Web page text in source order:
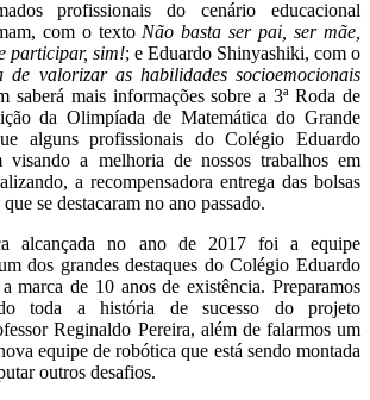
profissionais do cenário educacional
com o texto Não basta ser pai, ser mãe,
participar, sim!; e Eduardo Shinyashiki, com o
de valorizar as habilidades socioemocionais
saberá mais informações sobre a 3ª Roda de
da Olimpíada de Matemática do Grande
alguns profissionais do Colégio Eduardo
visando a melhoria de nossos trabalhos em
a recompensadora entrega das bolsas
se destacaram no ano passado.
alcançada no ano de 2017 foi a equipe
dos grandes destaques do Colégio Eduardo
marca de 10 anos de existência. Preparamos
toda a história de sucesso do projeto
Reginaldo Pereira, além de falarmos um
equipe de robótica que está sendo montada
outros desafios.